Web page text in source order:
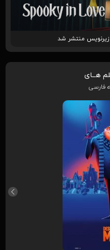
زیرنویس منتشر شد
هــای
فارسی